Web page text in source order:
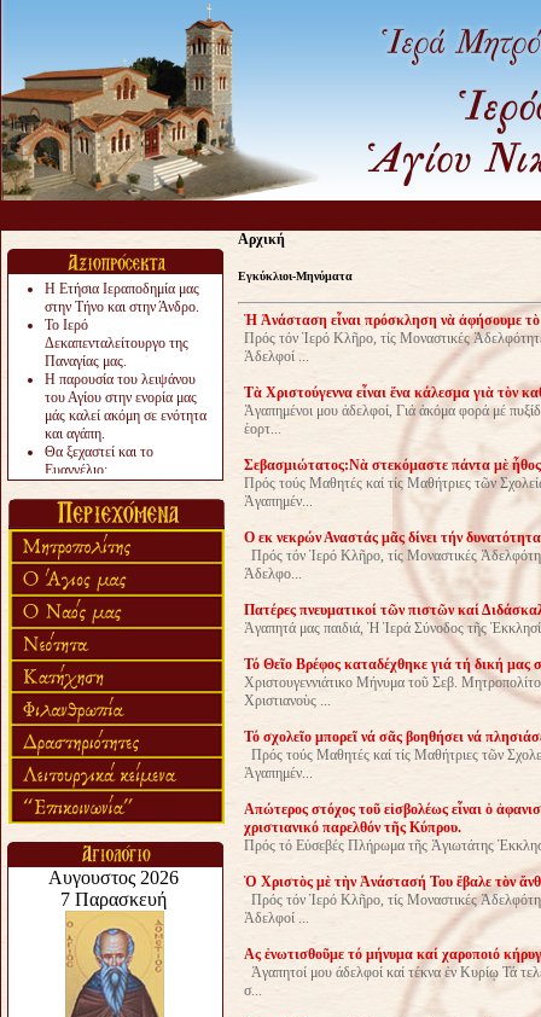
Η Ετήσια Ιεραποδημία μας
στην Τήνο και στην Άνδρο.
Το Ιερό
Δεκαπενταλείτουργο της
Παναγίας μας.
Η παρουσία του λειψάνου
του Αγίου στην ενορία μας
μάς καλεί ακόμη σε ενότητα
και αγάπη.
Θα ξεχαστεί και το
Ευαγγέλιο;
«πολύ αργά».
Ζητείται....
Αρχική
Εγκύκλιοι-Μηνύματα
Ἡ Ἀνάσταση εἶναι πρόσκληση νὰ ἀφήσουμε
Πρός τόν Ἱερό Κλῆρο, τίς Μοναστικές
Ἀδελφοί ...
Τὰ Χριστούγεννα εἶναι ἕνα κάλεσμα γιὰ τὸν
Ἀγαπημένοι μου ἀδελφοί, Γιά ἀκόμα φορά μέ
ἑορτ...
Σεβασμιώτατος:Νὰ στεκόμαστε πάντα μὲ
Πρός τούς Μαθητές καί τίς Μαθήτριες τῶν
Ἀγαπημέν...
Ο εκ νεκρών Αναστάς μᾶς δίνει τήν
Πρός τόν Ἱερό Κλῆρο, τίς Μοναστικές
Ἀδελφο...
Πα­τέ­ρες πνευ­μα­τι­κοί τῶν πι­στῶν καί
Ἀγαπητά μας παιδιά, Ἡ Ἱ­ε­ρά Σύ­νο­δος τῆς
Τό Θεῖο Βρέφος καταδέχθηκε γιά τή δική μας
Χριστουγεννιάτικο Μήνυμα τοῦ Σεβ.
Χριστιανοὺς ...
Τό σχολεῖο μπορεῖ νά σᾶς βοηθήσει νά
Πρός τούς Μαθητές καί τίς Μαθήτριες τῶν
Ἀγαπημέν...
­Απώ­τε­ρος στό­χος τοῦ εἰ­σβο­λέ­ως εἶ­ναι ὁ
χρι­στι­α­νι­κό πα­ρελ­θόν τῆς Κύ­πρου.
Πρός τό Εὐσεβές Πλήρωμα τῆς Ἁ­γι­ω­τά­της
Ὁ Χριστὸς μὲ τὴν Ἀνάστασή Του ἔβαλε τὸν
Πρός τόν Ἱερό Κλῆρο, τίς Μοναστικές
Ἀδελφοί ...
Ας ἐνωτισθοῦμε τό μήνυμα καί χαροποιό
Ἀγαπητοί μου άδελφοί καί τέκνα ἐν Κυρίῳ Τά
σ...